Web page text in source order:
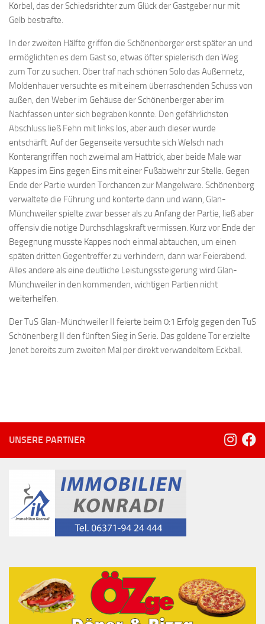
Körbel, das der Schiedsrichter zum Glück der Gastgeber nur mit
Gelb bestrafte.
In der zweiten Hälfte griffen die Schönenberger erst später an und
ermöglichten es dem Gast so, etwas öfter spielerisch den Weg
zum Tor zu suchen. Ober traf nach schönen Solo das Außennetz,
Moldenhauer versuchte es mit einem überraschenden Schuss von
außen, den Weber im Gehäuse der Schönenberger aber im
Nachfassen unter sich begraben konnte. Den gefährlichsten
Abschluss ließ Fehn mit links los, aber auch dieser wurde
entschärft. Auf der Gegenseite versuchte sich Welsch nach
Konterangriffen noch zweimal am Hattrick, aber beide Male war
Kappes im Eins gegen Eins mit einer Fußabwehr zur Stelle. Gegen
Ende der Partie wurden Torchancen zur Mangelware. Schönenberg
verwaltete die Führung und konterte dann und wann, Glan-
Münchweiler spielte zwar besser als zu Anfang der Partie, ließ aber
offensiv die nötige Durchschlagskraft vermissen. Kurz vor Ende der
Begegnung musste Kappes noch einmal abtauchen, um einen
späten dritten Gegentreffer zu verhindern, dann war Feierabend.
Alles andere als eine deutliche Leistungssteigerung wird Glan-
Münchweiler in den kommenden, wichtigen Partien nicht
weiterhelfen.
Der TuS Glan-Münchweiler II feierte beim 0:1 Erfolg gegen den TuS
Schönenberg II den fünften Sieg in Serie. Das goldene Tor erzielte
Jenet bereits zum zweiten Mal per direkt verwandeltem Eckball.
UNSERE PARTNER